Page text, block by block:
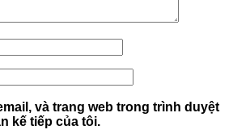
và trang web trong trình duyệt
kế tiếp của tôi.